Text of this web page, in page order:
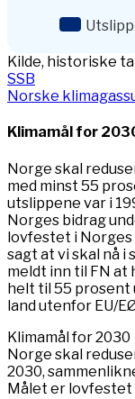
Utslipp
End of interactive
Kilde, historiske
SSB
Norske
Klimamål for
Norge skal
med minst 55
utslippene var i
Norges bidrag
lovfestet i Norges
sagt at vi skal nå i
meldt inn til FN at
helt til 55
land utenfor EU/
Klimamål for 2030
Norge skal
2030,
Målet er lovfestet